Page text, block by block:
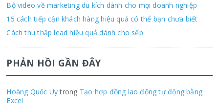
Bộ video về marketing du kích dành cho mọi doanh nghiệp
15 cách tiếp cận khách hàng hiệu quả có thể bạn chưa biết
Cách thu thập lead hiệu quả dành cho sếp
PHẢN HỒI GẦN ĐÂY
Hoàng Quốc Uytrong Tạo hợp đồng lao động tự động bằng
Excel